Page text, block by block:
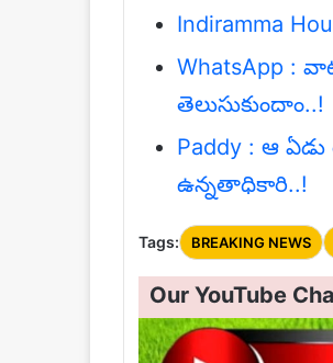
Indiramma
WhatsApp :
తెలుసుకుందాం..!
Paddy : ఆ
ఉన్నతాధికారి..!
Tags: BREAKING NEWS
Our YouTube